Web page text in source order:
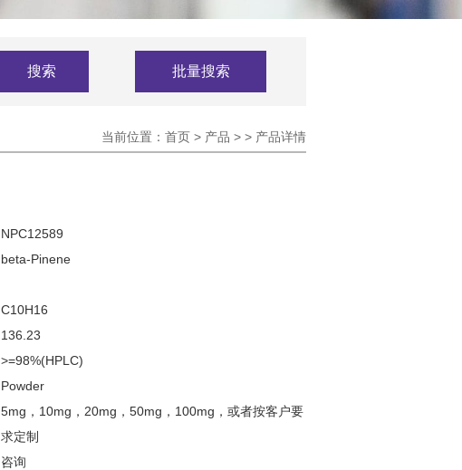
搜索 批量搜索
当前位置： 首页 > 产品 > > 产品详情
NPC12589
beta-Pinene
C10H16
136.23
>=98%(HPLC)
Powder
5mg，10mg，20mg，50mg，100mg，或者按客户要
求定制
咨询